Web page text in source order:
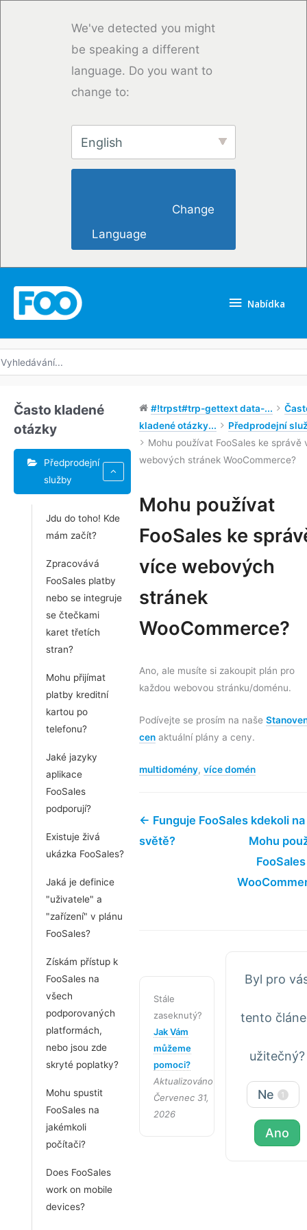
We've detected you might
be speaking a different
language. Do you want to
change to:
English
Language
Nabídka
Často kladené
otázky
Předprodejní
služby
Jdu do toho! Kde
mám začít?
Zpracovává
FooSales platby
nebo se integruje
se čtečkami
karet třetích
stran?
Mohu přijímat
platby kreditní
kartou po
telefonu?
Jaké jazyky
aplikace
FooSales
podporují?
Existuje živá
ukázka FooSales?
Jaká je definice
"uživatele" a
"zařízení" v plánu
FooSales?
Získám přístup k
FooSales na
všech
podporovaných
platformách,
nebo jsou zde
skryté poplatky?
Mohu spustit
FooSales na
jakémkoli
počítači?
Does FooSales
work on mobile
devices?
#!trpst#trp-gettext data-...
kladené otázky...
Předprodejní
Mohu používat FooSales ke správě
webových stránek WooCommerce?
Mohu používat
FooSales ke
více webových
stránek
WooCommerce?
Ano, ale musíte si zakoupit plán pro
každou webovou stránku/doménu.
Podívejte se prosím na naše
cen aktuální plány a ceny.
Štítky
multidomény, více domén
v
dokumentu
← Funguje FooSales kdekoli na
světě?
Mohu
Stále
zaseknutý?
Jak Vám
můžeme
pomoci?
Aktualizováno
Červenec 31,
2026
Byl pro
tento
užitečný?
Ne 1
Ano